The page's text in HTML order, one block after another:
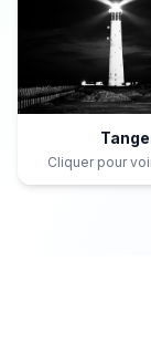
Cliquer pour